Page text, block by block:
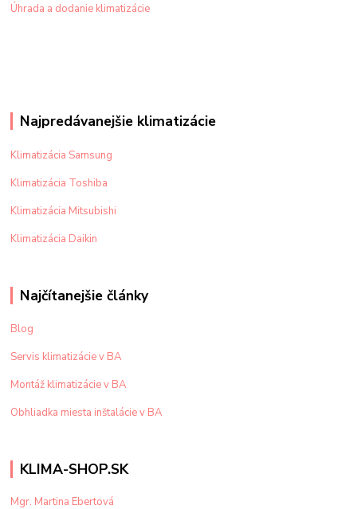
Úhrada a dodanie klimatizácie
Najpredávanejšie klimatizácie
Klimatizácia Samsung
Klimatizácia Toshiba
Klimatizácia Mitsubishi
Klimatizácia Daikin
Najčítanejšie články
Blog
Servis klimatizácie v BA
Montáž klimatizácie v BA
Obhliadka miesta inštalácie v BA
KLIMA-SHOP.SK
Mgr. Martina Ebertová